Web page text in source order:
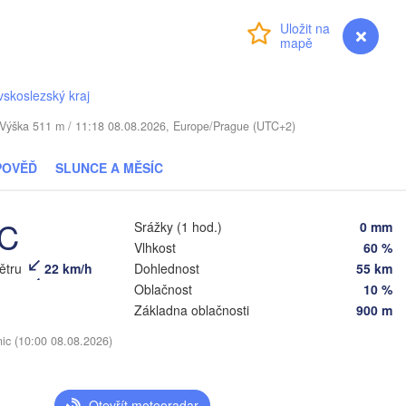
myVentusky Předpověď
kraj
511 m / 11:18 08.08.2026, Europe/Prague (UTC+2)
SLUNCE A MĚSÍC
22 km/h
Srážky (1 hod.)
0 mm
Vlhkost
60 %
Dohlednost
55 km
Oblačnost
10 %
Základna oblačnosti
900 m
(10:00 08.08.2026)
Гомель
(Homieĺ)
(Viciebsk)
Магілёў
(Smolensk)
Курск